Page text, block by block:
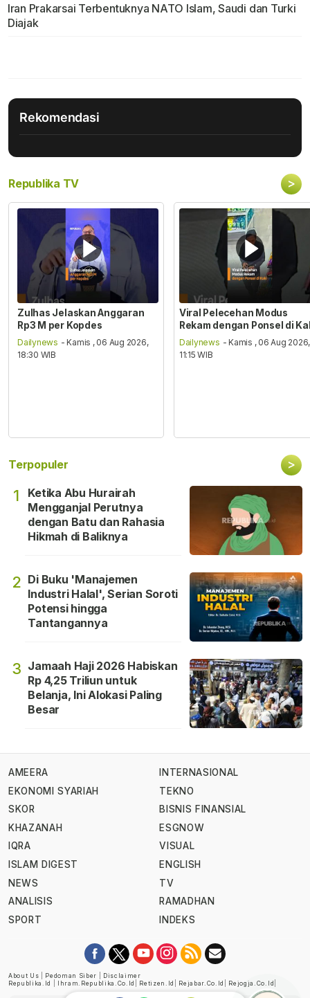
Iran Prakarsai Terbentuknya NATO Islam, Saudi dan Turki
Diajak
Rekomendasi
Republika TV >
Zulhas Jelaskan Anggaran
Rp3 M per Kopdes
Dailynews - Kamis , 06 Aug 2026,
18:30 WIB
Viral Pelecehan Modus
Rekam dengan Ponsel di
Dailynews - Kamis , 06 Aug 2026,
11:15 WIB
Terpopuler >
1
Ketika Abu Hurairah
Mengganjal Perutnya
dengan Batu dan Rahasia
Hikmah di Baliknya
2 Di Buku 'Manajemen
Industri Halal', Serian Soroti
Potensi hingga
Tantangannya
3 Jamaah Haji 2026 Habiskan
Rp 4,25 Triliun untuk
Belanja, Ini Alokasi Paling
Besar
AMEERA
EKONOMI SYARIAH
SKOR
KHAZANAH
IQRA
ISLAM DIGEST
NEWS
ANALISIS
SPORT
INTERNASIONAL
TEKNO
BISNIS FINANSIAL
ESGNOW
VISUAL
ENGLISH
TV
RAMADHAN
INDEKS
About Us Pedoman Siber
Disclaimer
Republika.id
Ihram.republika.co.id Retizen.id Rejabar.co.id Rejogja.co.id